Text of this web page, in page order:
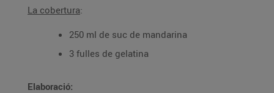
La cobertura:
250 ml de suc de mandarina
3 fulles de gelatina
Elaboració: